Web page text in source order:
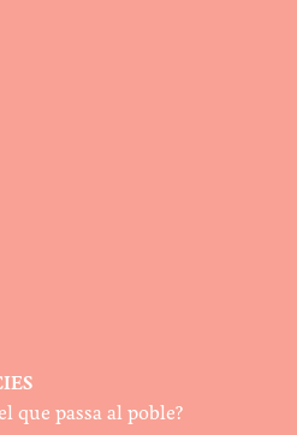
que passa al poble?